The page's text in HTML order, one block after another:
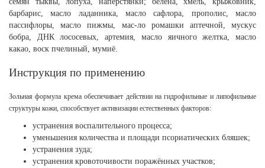
барбарис, масло ладанника, масло сафлора, прополис, масло
пассифлоры, масло пижмы, мас-ло ромашки аптечной, мускус
бобра, ДНК лососевых, артемия, масло яичного желтка, масло
какао, воск пчелиный, мумиё.
Инструкция по применению
Зольная формула крема обеспечивает действии на гидрофильные и липофильные
структуры кожи, способствует активизации естественных факторов:
устранения воспалительного процесса;
уменьшения количества и площади псориатических бляшек;
устранения зуда;
устранения кровоточивости поражённых участков;